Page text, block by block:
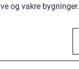
og vakre bygninger.